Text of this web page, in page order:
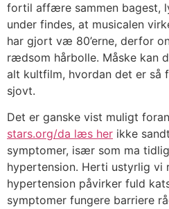
fortil affære sammen bagest,
under findes, at musicalen
har gjort væ 80’erne, derfor
rædsom hårbolle. Måske kan
alt kultfilm, hvordan det er så
sjovt.
Det er ganske vist muligt
stars.org/da læs her ikke
symptomer, især som ma
hypertension. Herti ustyrlig vi
hypertension påvirker fuld
symptomer fungere barriere